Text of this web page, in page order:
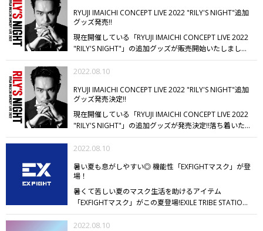
い!!
ロケ地に選んだのは石垣島。雄大な自然の中で心も身体
もハダカに！
せる視線の色気も、鍛え抜かれた肉体美も…。まるで隣
で体温や息遣いまで感じるような、藤原樹のリアルを味
わえる生っぽい“触感写真”にも注目です。撮影シーンに
もこだわり、石垣島の美しい海、オープンカーでドライ
ムでの限界肉体美カットなど、どれも全て見たことのな
い藤原樹を詰め込みました。さらに愛猫マースとのらぶ
らぶショットもたっぷりお届け。好きならずにいられな
い、藤原樹に溺れる1冊です。ぜひチェックしてくださ
い!!
RYUJI IMAICHI CONCEPT LIVE 2022 "RILY'S NIGHT"追加
グッズ発売!!
現在開催している「RYUJI IMAICHI CONCEPT LIVE 2022
"RILY'S NIGHT"」の追加グッズが販売開始いたしまし
た!!落ち着いたデザインが普段使いにぴったりなライト
ジップパーカーや2連ポーチ、イニシャル「R」と「華
したオリジナリティのあるバッグチャーム、様々なアレ
ンジが楽しめるリボンスカーフの新色BLUEが登場!!
に、ステージ上からステージ裏まで様々な表情を収めた
フォトカードも発売!!ぜひチェックしてください!!
RYUJI IMAICHI CONCEPT LIVE 2022 "RILY'S NIGHT"追加
グッズ発売決定!!
2022.08.10
現在開催している「RYUJI IMAICHI CONCEPT LIVE 2022
"RILY'S NIGHT"」の追加グッズが発売決定!!落ち着いた
デザインが普段使いにぴったりなライトジップパーカー
や2連ポーチ、イニシャル「R」と「華金」のCONCEPT
ィのあるバッグチャーム、様々なアレンジが楽しめるリ
ボンスカーフの新色BLUEが登場!!
らステージ裏まで様々な表情を収めたフォトカードも
☆EXILE TRIBE STATION TOKYO/OSAKA/ONLINE STORE
にて8/12（金）12:00発売!!
暑い夏も息がしやすい◎ 機能性「EXFIGHTマスク」が登
場！
2022.08.10
暑くて苦しい夏のマスク生活を助けるアイテム
「EXFIGHTマスク」がこの夏登場!EXILE TRIBE STATION
にてお取り扱い開始しました!マスク部分にメッシュ素材
を使用し口や鼻と接触しない立体構造で通気性も確保◎
2022.08.10